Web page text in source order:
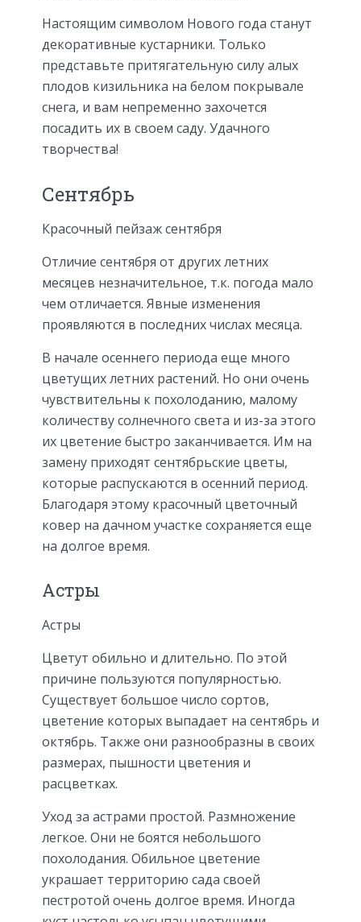
Настоящим символом Нового года станут
декоративные кустарники. Только
представьте притягательную силу алых
плодов кизильника на белом покрывале
снега, и вам непременно захочется
посадить их в своем саду. Удачного
творчества!
Сентябрь
Красочный пейзаж сентября
Отличие сентября от других летних
месяцев незначительное, т.к. погода мало
чем отличается. Явные изменения
проявляются в последних числах месяца.
В начале осеннего периода еще много
цветущих летних растений. Но они очень
чувствительны к похолоданию, малому
количеству солнечного света и из-за этого
их цветение быстро заканчивается. Им на
замену приходят сентябрьские цветы,
которые распускаются в осенний период.
Благодаря этому красочный цветочный
ковер на дачном участке сохраняется еще
на долгое время.
Астры
Астры
Цветут обильно и длительно. По этой
причине пользуются популярностью.
Существует большое число сортов,
цветение которых выпадает на сентябрь и
октябрь. Также они разнообразны в своих
размерах, пышности цветения и
расцветках.
Уход за астрами простой. Размножение
легкое. Они не боятся небольшого
похолодания. Обильное цветение
украшает территорию сада своей
пестротой очень долгое время. Иногда